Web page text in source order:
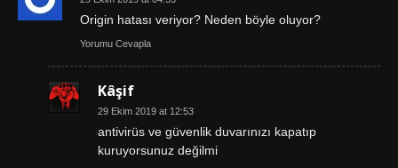
Origin hatası veriyor? Neden böyle oluyor?
Yorumu Cevapla
Kâşif
29 Ekim 2019 at 12:53
antivirüs ve güvenlik duvarınızı kapatıp
kuruyorsunuz değilmi